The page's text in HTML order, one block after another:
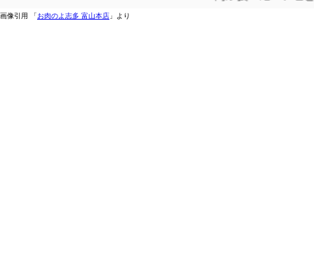
画像引用 「お肉のよ志多 富山本店 」より